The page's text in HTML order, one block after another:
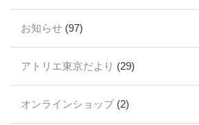
お知らせ (97)
アトリエ東京だより (29)
オンラインショップ(2)